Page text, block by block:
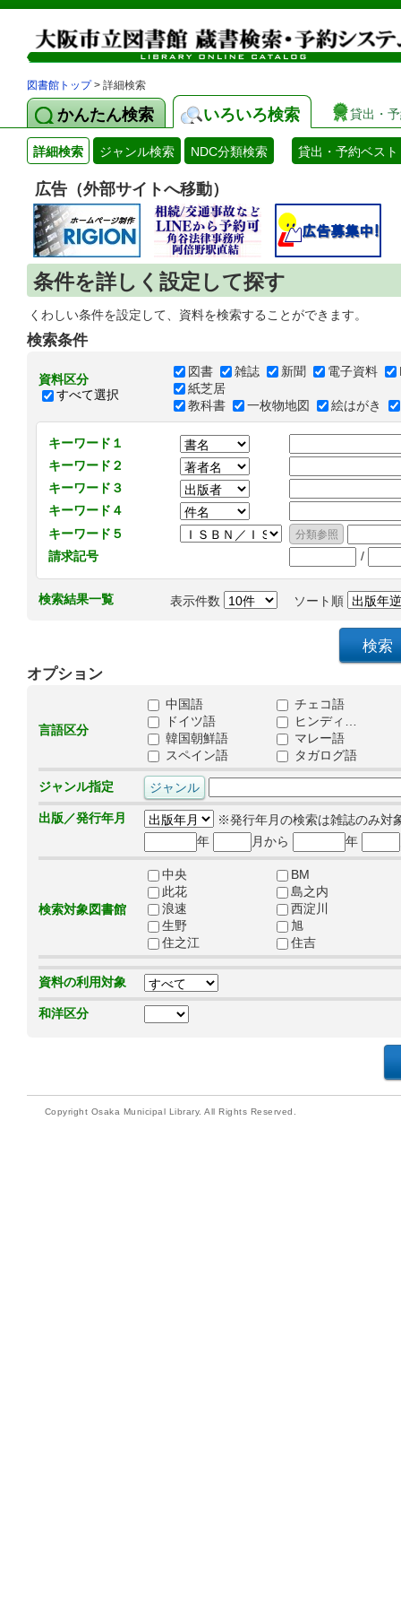
図書館トップ> 詳細検索
かんたん検索 いろいろ検索 貸出・
詳細検索 ジャンル検索 NDC分類検索 貸出・予約ベスト
広告（外部サイトへ移動）
条件を詳しく設定して探す
くわしい条件を設定して、資料を検索することができます。
検索条件
資料区分
すべて選択
図書 雑誌 新聞 電子資料
紙芝居
教科書
一枚物地図 絵はがき
キーワード１
キーワード２
キーワード３
キーワード４
キーワード５
請求記号
/
検索結果一覧 表示件数 ソート順
オプション
言語区分
中国語
チェコ語
ドイツ語
ヒンディ…
韓国朝鮮語
マレー語
スペイン語
タガログ語
ジャンル指定
出版／発行年月
※発行年月の検索は雑誌のみ対
年
月から 年
検索対象図書館
中央
BM
此花
島之内
浪速
西淀川
生野
旭
住之江
住吉
資料の利用対象
和洋区分
Copyright Osaka Municipal Library. All Rights Reserved.